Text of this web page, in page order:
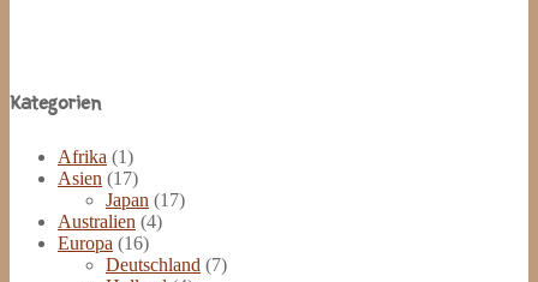
Site
Kategorien
Afrika (1)
Asien (17)
Japan (17)
Australien (4)
Europa (16)
Deutschland (7)